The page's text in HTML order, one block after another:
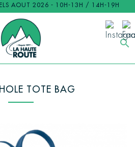
AOUT 2026 - 10H-13H / 14H-19H
search
TOTE BAG